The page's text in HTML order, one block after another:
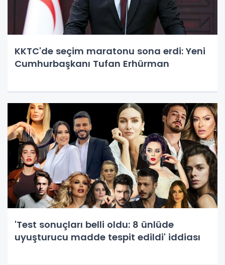
KKTC'de seçim maratonu sona erdi: Yeni
Cumhurbaşkanı Tufan Erhürman
'Test sonuçları belli oldu: 8 ünlüde
uyuşturucu madde tespit edildi' iddiası